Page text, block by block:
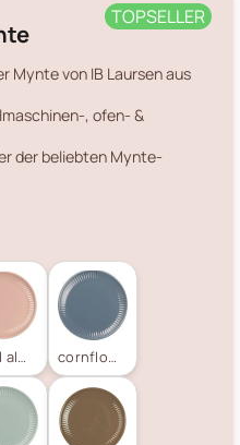
TOPSELLER
Mynte von IB Laursen aus
, ofen- &
der beliebten Mynte-